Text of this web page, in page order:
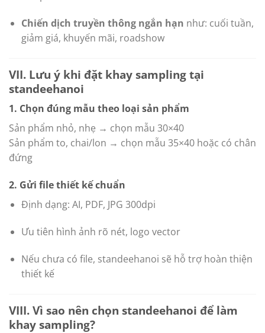
Chiến dịch truyền thông ngắn hạn như: cuối tuần,
giảm giá, khuyến mãi, roadshow
VII. Lưu ý khi đặt khay sampling tại
standeehanoi
1. Chọn đúng mẫu theo loại sản phẩm
Sản phẩm nhỏ, nhẹ → chọn mẫu 30×40
Sản phẩm to, chai/lon → chọn mẫu 35×40 hoặc có chân
đứng
2. Gửi file thiết kế chuẩn
Định dạng: AI, PDF, JPG 300dpi
Ưu tiên hình ảnh rõ nét, logo vector
Nếu chưa có file, standeehanoi sẽ hỗ trợ hoàn thiện
thiết kế
VIII. Vì sao nên chọn standeehanoi để làm
khay sampling?